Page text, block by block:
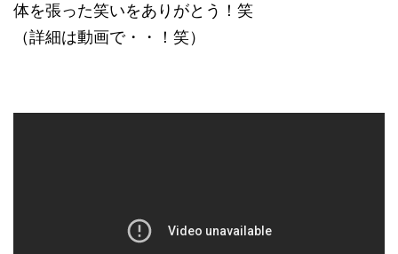
体を張った笑いをありがとう！笑
（詳細は動画で・・！笑）